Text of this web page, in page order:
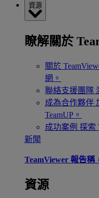
資源
瞭解關於
關於
網。
聯絡支援團隊
成為合作夥伴
TeamUP。
成功案例 探索
新聞
TeamViewer 報告稱
資源